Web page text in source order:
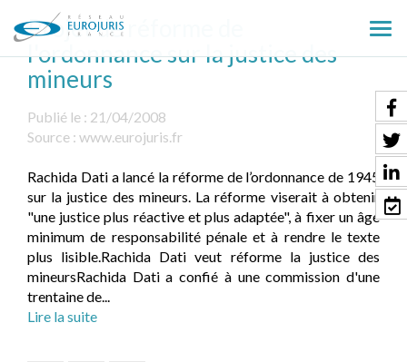
le
Projet de réforme de
l'ordonnance sur la justice des
mineurs
Publié le : 21/04/2008
Source : www.eurojuris.fr
Rachida Dati a lancé la réforme de l’ordonnance de 1945
sur la justice des mineurs. La réforme viserait à obtenir
"une justice plus réactive et plus adaptée", à fixer un âge
minimum de responsabilité pénale et à rendre le texte
plus lisible.Rachida Dati veut réforme la justice des
mineursRachida Dati a confié à une commission d'une
trentaine de...
Lire la suite